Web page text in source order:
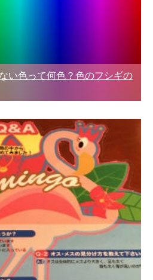
い色って何色？色のフシギの